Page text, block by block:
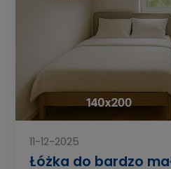
11-12-2025
Łóżka do bardzo